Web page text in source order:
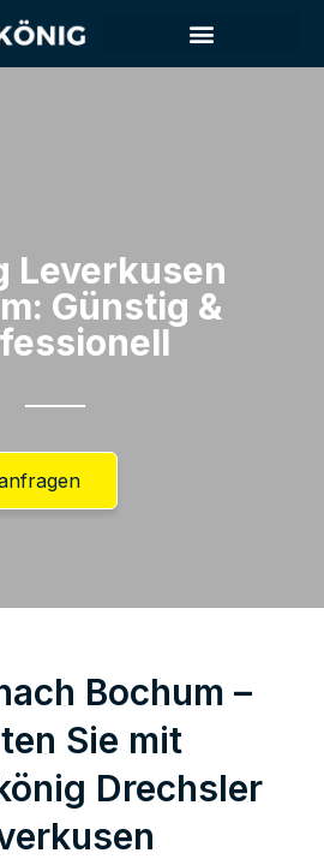
Leverkusen​
Günstig &
Bochum –
Sie mit
Drechsler